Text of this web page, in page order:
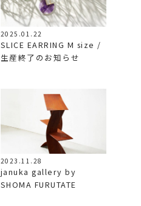
2025.01.22
SLICE EARRING M size /
生産終了のお知らせ
2023.11.28
januka gallery by
SHOMA FURUTATE